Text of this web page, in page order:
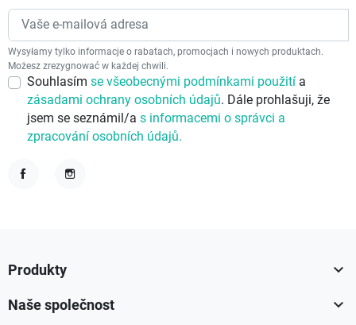
Wysyłamy tylko informacje o rabatach, promocjach i nowych produktach.
Możesz zrezygnować w każdej chwili.
Souhlasím se všeobecnými podmínkami použití a
zásadami ochrany osobních údajů. Dále prohlašuji, že
jsem se seznámil/a s informacemi o správci a
zpracování osobních údajů.
Produkty 
Naše společnost 